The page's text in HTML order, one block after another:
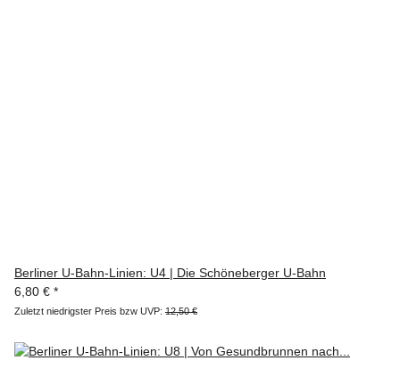
Berliner U-Bahn-Linien: U4 | Die Schöneberger U-Bahn
6,80 € *
Zuletzt niedrigster Preis bzw UVP: 12,50 €